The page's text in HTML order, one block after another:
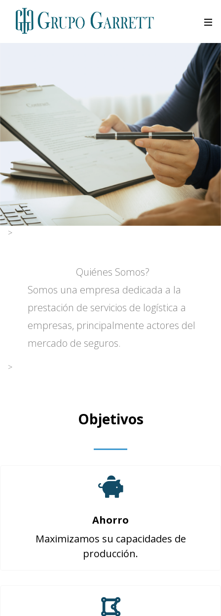
>
Quiénes Somos?
Somos una empresa dedicada a la
prestación de servicios de logística a
empresas, principalmente actores del
mercado de seguros.
>
Objetivos
Ahorro
Maximizamos su capacidades de
producción.